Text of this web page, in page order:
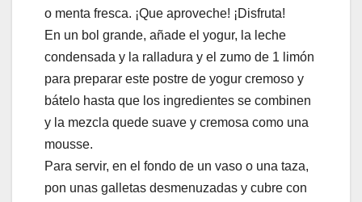
o menta fresca. ¡Que aproveche! ¡Disfruta!
En un bol grande, añade el yogur, la leche
condensada y la ralladura y el zumo de 1 limón
para preparar este postre de yogur cremoso y
bátelo hasta que los ingredientes se combinen
y la mezcla quede suave y cremosa como una
mousse.
Para servir, en el fondo de un vaso o una taza,
pon unas galletas desmenuzadas y cubre con